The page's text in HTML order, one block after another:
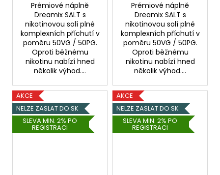
Prémiové náplně
Dreamix SALT s
nikotinovou solí plné
komplexních příchutí v
poměru 50VG / 50PG.
Oproti běžnému
nikotinu nabízí hned
několik výhod....
Prémiové náplně
Dreamix SALT s
nikotinovou solí plné
komplexních příchutí v
poměru 50VG / 50PG.
Oproti běžnému
nikotinu nabízí hned
několik výhod....
AKCE
NELZE ZASLAT DO SK
SLEVA MIN. 2% PO
REGISTRACI
AKCE
NELZE ZASLAT DO SK
SLEVA MIN. 2% PO
REGISTRACI